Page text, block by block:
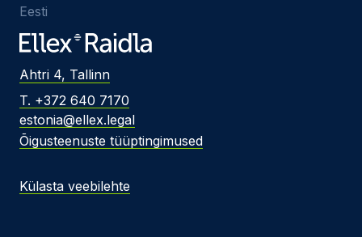
Eesti
Ahtri 4, Tallinn
T. +372 640 7170
estonia@ellex.legal
Õigusteenuste tüüptingimused
Külasta veebilehte